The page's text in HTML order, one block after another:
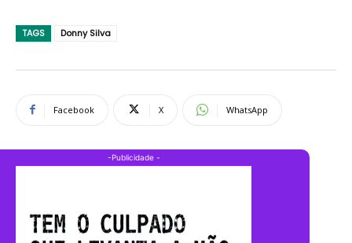
TAGS Donny Silva
Facebook X WhatsApp
-Publicidade -